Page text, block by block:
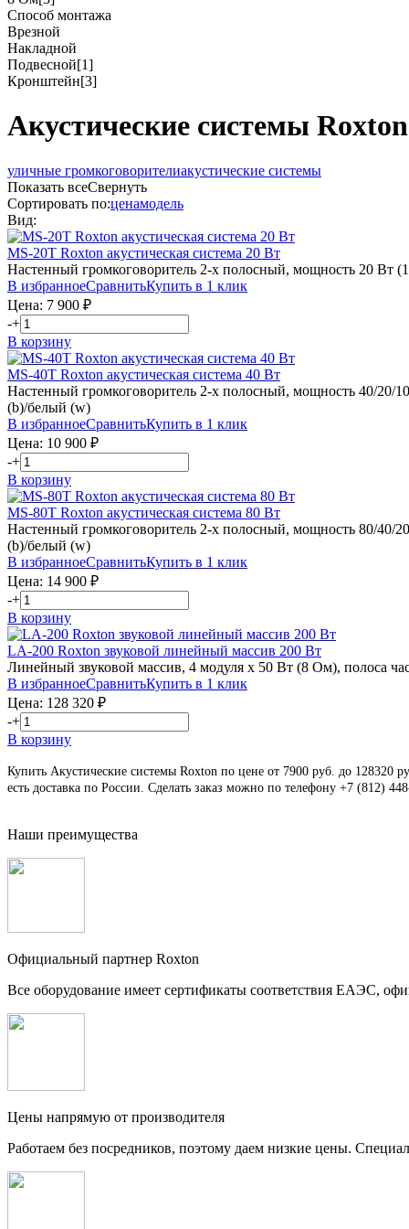
Способ монтажа
Врезной
Накладной
Подвесной[1]
Кронштейн[3]
Акустические системы Roxton
уличные громкоговорителиакустические системы
Показать всеСвернуть
Сортировать по:ценамодель
Вид:
MS-20T Roxton акустическая система 20 Вт
Настенный громкоговоритель 2-х полосный, мощность 20 Вт
В избранноеСравнитьКупить в 1 клик
Цена: 7 900 ₽
-+
В корзину
MS-40T Roxton акустическая система 40 Вт
Настенный громкоговоритель 2-х полосный, мощность 40/20/
(b)/белый (w)
В избранноеСравнитьКупить в 1 клик
Цена: 10 900 ₽
-+
В корзину
MS-80T Roxton акустическая система 80 Вт
Настенный громкоговоритель 2-х полосный, мощность 80/40/
(b)/белый (w)
В избранноеСравнитьКупить в 1 клик
Цена: 14 900 ₽
-+
В корзину
LA-200 Roxton звуковой линейный массив 200 Вт
Линейный звуковой массив, 4 модуля х 50 Вт (8 Ом), полоса
В избранноеСравнитьКупить в 1 клик
Цена: 128 320 ₽
-+
В корзину
Купить Акустические системы Roxton по цене от 7900 руб. до 128320
есть доставка по России. Сделать заказ можно по телефону +7 (812)
Наши преимущества
Официальный партнер Roxton
Все оборудование имеет сертификаты соответствия ЕАЭС,
Цены напрямую от производителя
Работаем без посредников, поэтому даем низкие цены.